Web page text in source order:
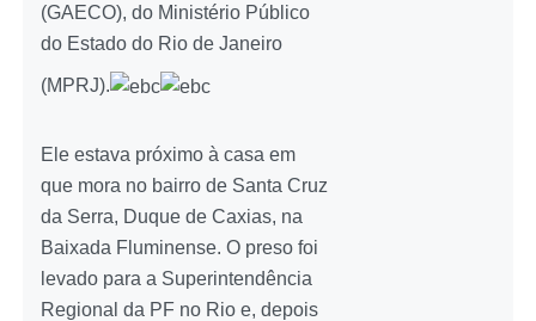
(GAECO), do Ministério Público
do Estado do Rio de Janeiro
(MPRJ).
Ele estava próximo à casa em
que mora no bairro de Santa Cruz
da Serra, Duque de Caxias, na
Baixada Fluminense. O preso foi
levado para a Superintendência
Regional da PF no Rio e, depois